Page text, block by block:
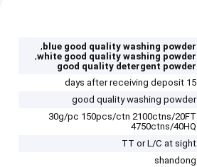
blue good quality washing powder
,
white good quality washing powder
,
good quality detergent powder
15 days after receiving deposit
good quality washing powder
30g/pc 150pcs/ctn 2100ctns/20FT
4750ctns/40HQ
TT or L/C at sight
shandong